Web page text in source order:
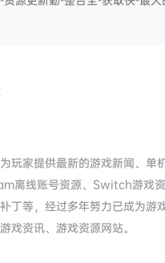
玩家提供最新的游戏新闻、单
离线账号资源、Switch游戏资
丁等，经过多年努力已成为游
戏资讯、游戏资源网站。